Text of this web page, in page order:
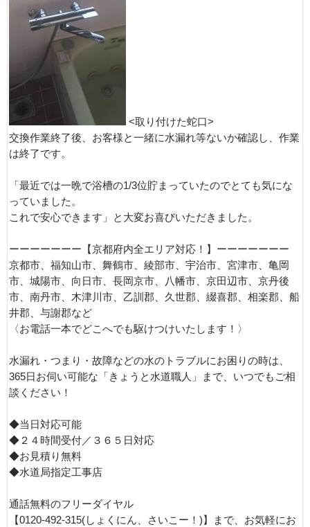
<取り付けた蛇口>
交換作業終了後、お客様と一緒に水漏れ等ないか確認し、作業
は終了です。
「最近では一晩で浴槽の1/3位貯まっていたのでとても気にな
っていました。
これで安心できます」と大変お喜びいただきました。
ーーーーーーー【京都府内全エリア対応！】ーーーーーーー
京都市、福知山市、舞鶴市、綾部市、宇治市、宮津市、亀岡
市、城陽市、向日市、長岡京市、八幡市、京田辺市、京丹後
市、南丹市、木津川市、乙訓郡、久世郡、綴喜郡、相楽郡、船
井郡、与謝郡など
〈お電話一本でどこへでも駆けつけいたします！〉
水漏れ・つまり・故障などの水のトラブルにお困りの時は、
365日お伺い可能な「きょうと水道職人」まで、いつでもご相
談ください！
◆当日対応可能
◆２４時間受付／３６５日対応
◆お見積り無料
◆水道局指定工事店
通話無料のフリーダイヤル
【0120-492-315(しょくにん、さいこー！)】まで、お気軽にお